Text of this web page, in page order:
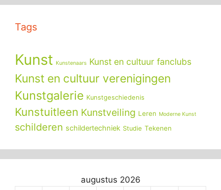
Tags
Kunst Kunstenaars Kunst en cultuur fanclubs
Kunst en cultuur verenigingen
Kunstgalerie Kunstgeschiedenis
Kunstuitleen Kunstveiling Leren Moderne Kunst
schilderen schildertechniek Studie Tekenen
augustus 2026